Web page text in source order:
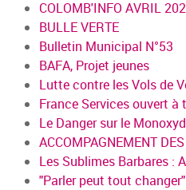
COLOMB'INFO AVRIL
BULLE VERTE
Bulletin Municipal N°53
BAFA, Projet jeunes
Lutte contre les Vols de
France Services ouvert à
Le Danger sur le
ACCOMPAGNEMENT
Les Sublimes Barbares :
"Parler peut tout changer"